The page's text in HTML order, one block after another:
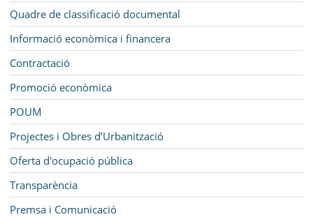
Quadre de classificació documental
Informació econòmica i financera
Contractació
Promoció econòmica
POUM
Projectes i Obres d’Urbanització
Oferta d'ocupació pública
Transparència
Premsa i Comunicació